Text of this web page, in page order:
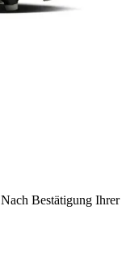
Nach Bestätigung Ihrer